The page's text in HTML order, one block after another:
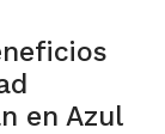
en Azul